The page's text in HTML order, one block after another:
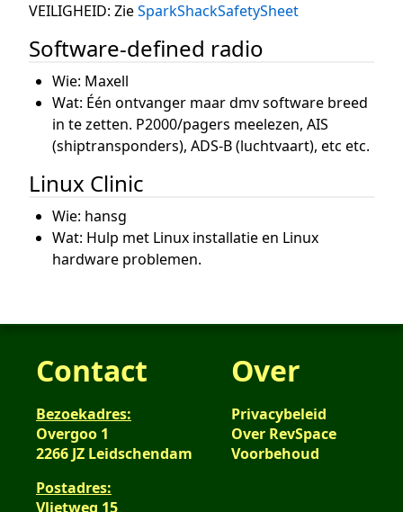
VEILIGHEID: ZieSparkShackSafetySheet
Software-defined radio
Wie: Maxell
Wat: Één ontvanger maar dmv software breed
in te zetten. P2000/pagers meelezen, AIS
(shiptransponders), ADS-B (luchtvaart), etc etc.
Linux Clinic
Wie: hansg
Wat: Hulp met Linux installatie en Linux
hardware problemen.
Contact
Bezoekadres:
Overgoo 1
2266 JZ Leidschendam
Postadres:
Vlietweg 15
Over
Privacybeleid
Over RevSpace
Voorbehoud